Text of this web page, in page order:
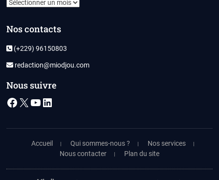
Nos contacts
(+229) 96150803
redaction@miodjou.com
Nous suivre
Facebook
X YouTube
LinkedIn
Accueil Qui sommes-nous ?
Nos services
Nous contacter
Plan du site